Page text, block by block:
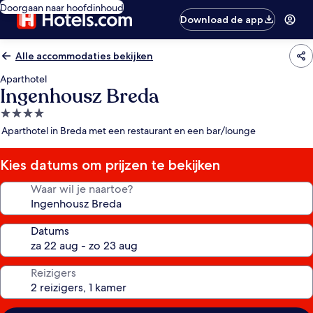
Doorgaan naar hoofdinhoud
Download de app
Alle accommodaties bekijken
Aparthotel
Ingenhousz Breda
4.0-
sterrenaccommodatie
Aparthotel in Breda met een restaurant en een bar/lounge
Kies datums om prijzen te bekijken
Waar wil je naartoe?
Datums
Reizigers